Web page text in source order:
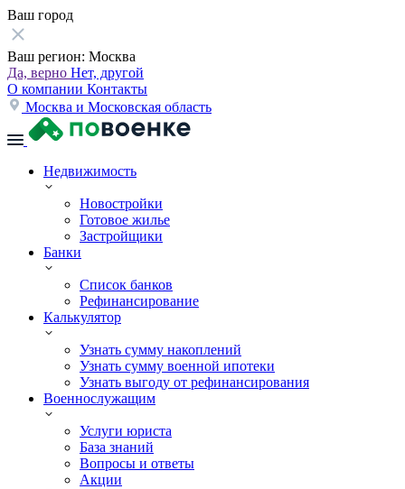
Ваш город
Ваш регион: Москва
Да, верно Нет, другой
О компании Контакты
Москва и Московская область
Недвижимость
Новостройки
Готовое жилье
Застройщики
Банки
Список банков
Рефинансирование
Калькулятор
Узнать сумму накоплений
Узнать сумму военной ипотеки
Узнать выгоду от рефинансирования
Военнослужащим
Услуги юриста
База знаний
Вопросы и ответы
Акции